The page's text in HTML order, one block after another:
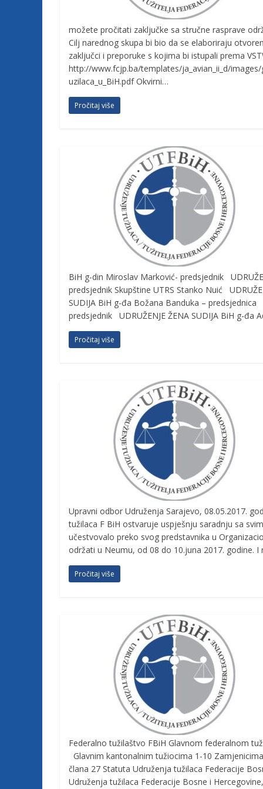
e
t
u
c
a
F
a
c
H
možete pročitati zaključke sa stručne rasprave
Cilj narednog skupa bi bio da se elaboriraju
zaključci i preporuke s kojima bi istupali prema
http://www.fcjp.ba/templates/ja_avian_ii_d/images/
uzilaca_u_BiH.pdf Okvirni…
Pročitaj više
BiH g-din Miroslav Marković- predsjednik
predsjednik Skupštine UTRS Stanko Nuić
SUDIJA BiH g-đa Božana Banduka – predsjednica
predsjednik UDRUŽENJE ŽENA SUDIJA BiH g-đa
Pročitaj više
Upravni odbor Udruženja Sarajevo, 08.05.2017.
tužilaca F BiH ostvaruje uspješnju saradnju sa
učestvovalo preko svog predstavnika u
održati u Neumu, od 08 do 10.juna 2017. godine. I
Pročitaj više
Federalno tužilaštvo FBiH Glavnom federalnom
Glavnim kantonalnim tužiocima 1-10
člana 27 Statuta Udruženja tužilaca Federacije
Udruženja tužilaca Federacije Bosne i